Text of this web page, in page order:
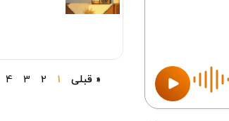
« قبلی 1
2
3
4